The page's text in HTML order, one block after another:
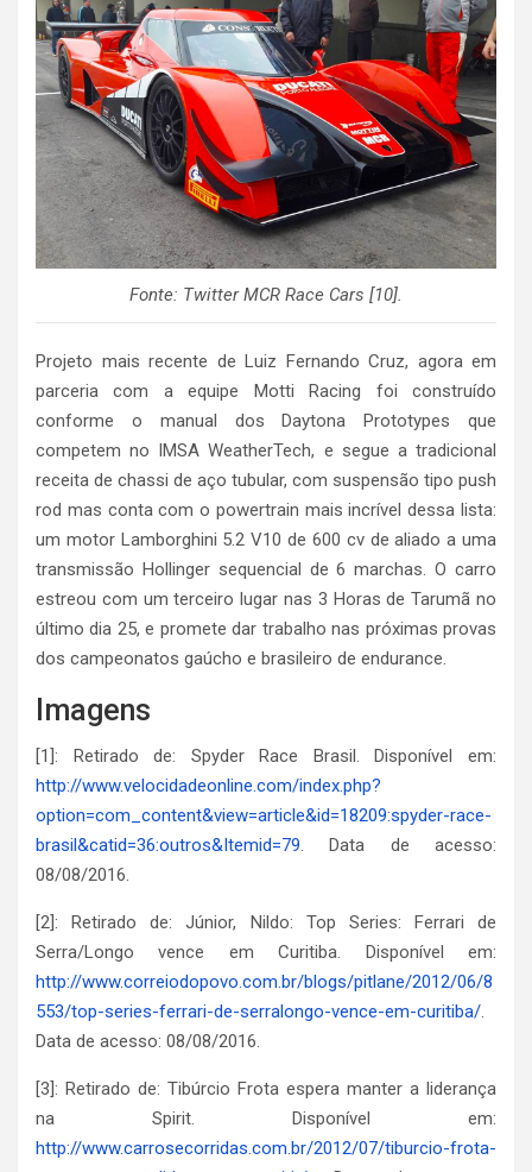
Fonte: Twitter MCR Race Cars [10].
Projeto mais recente de Luiz Fernando Cruz, agora em
parceria com a equipe Motti Racing foi construído
conforme o manual dos Daytona Prototypes que
competem no IMSA WeatherTech, e segue a tradicional
receita de chassi de aço tubular, com suspensão tipo push
rod mas conta com o powertrain mais incrível dessa lista:
um motor Lamborghini 5.2 V10 de 600 cv de aliado a uma
transmissão Hollinger sequencial de 6 marchas. O carro
estreou com um terceiro lugar nas 3 Horas de Tarumã no
último dia 25, e promete dar trabalho nas próximas provas
dos campeonatos gaúcho e brasileiro de endurance.
Imagens
[1]: Retirado de: Spyder Race Brasil. Disponível em:
http://www.velocidadeonline.com/index.php?
option=com_content&view=article&id=18209:spyder-race-
brasil&catid=36:outros&Itemid=79. Data de acesso:
08/08/2016.
[2]: Retirado de: Júnior, Nildo: Top Series: Ferrari de
Serra/Longo vence em Curitiba. Disponível em:
http://www.correiodopovo.com.br/blogs/pitlane/2012/06/8
553/top-series-ferrari-de-serralongo-vence-em-curitiba/.
Data de acesso: 08/08/2016.
[3]: Retirado de: Tibúrcio Frota espera manter a liderança
na Spirit. Disponível em:
http://www.carrosecorridas.com.br/2012/07/tiburcio-frota-